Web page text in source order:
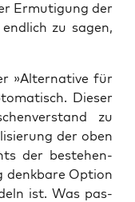
Ermu­ti­gung der
zu sagen,
»Alter­na­ti­ve für
Die­ser
zu
der oben
der bestehen­
denk­ba­re Opti­on
ist. Was pas­